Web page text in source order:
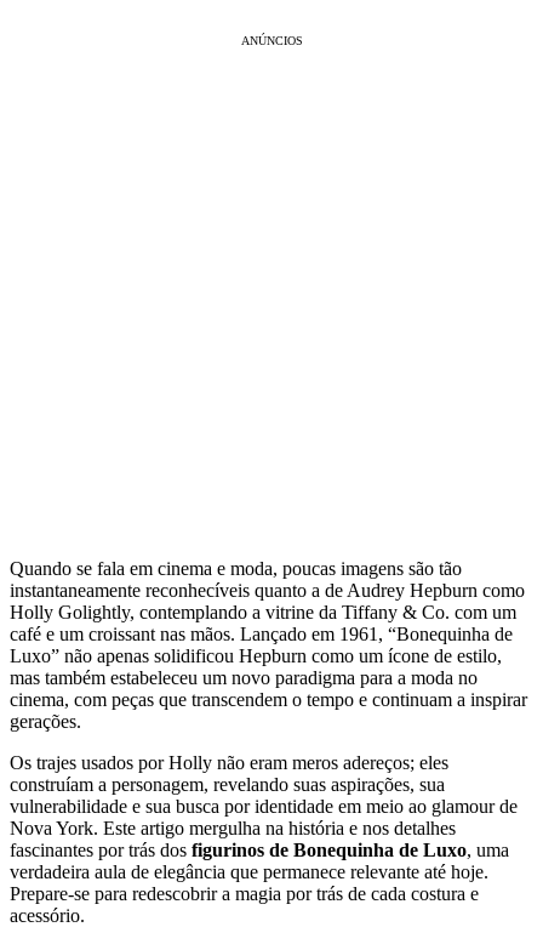
ANÚNCIOS
Quando se fala em cinema e moda, poucas imagens são tão
instantaneamente reconhecíveis quanto a de Audrey Hepburn como
Holly Golightly, contemplando a vitrine da Tiffany & Co. com um
café e um croissant nas mãos. Lançado em 1961, “Bonequinha de
Luxo” não apenas solidificou Hepburn como um ícone de estilo,
mas também estabeleceu um novo paradigma para a moda no
cinema, com peças que transcendem o tempo e continuam a inspirar
gerações.
Os trajes usados por Holly não eram meros adereços; eles
construíam a personagem, revelando suas aspirações, sua
vulnerabilidade e sua busca por identidade em meio ao glamour de
Nova York. Este artigo mergulha na história e nos detalhes
fascinantes por trás dos figurinos de Bonequinha de Luxo, uma
verdadeira aula de elegância que permanece relevante até hoje.
Prepare-se para redescobrir a magia por trás de cada costura e
acessório.